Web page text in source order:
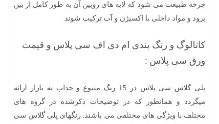
می شود که لایه های رویین آن به طور کامل از بین
مواد داخلی با اکسیژن و آب ترکیب شوند
و رنگ بندی ام دی اف سی پلاس و قیمت
سی پلاس :
پلی گلاس سی پلاس در 15 رنگ متنوع و جذاب به بازار ارائه
و همانطور که در توضیحات ذکرشده در گروه های
با ویژگی های مختلفی می باشند. رنگهای پلی گلاس سی